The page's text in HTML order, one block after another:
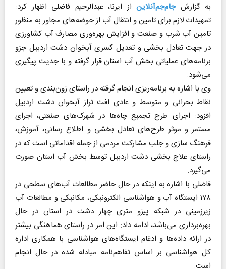
به گزارشجام‌جم‌آنلاین از ایرنا، عبدالرحیم فاضلی اظهار کرد:
تمهیدات لازم برای تامین و انتقال آب از حوضه‌های مجاور به منظور
تامین آب شرب و صنعت و افزایش بهره‌وری مصارف آب کشاورزی
در جهت تعادل بخشی و تعدیل کسری آبخوان دشت اردبیل جزو
برنامه‌های عملیاتی بخش آب استان قرار گرفته و با جدیت پیگیری
می‌شود.
وی با اشاره به برنامه‌ریزی انجام گرفته در راستای زون‌بندی و تعیین
نقاط بحرانی و متوسط و عادی افت تراز آبخوان دشت اردبیل
افزود: اجرای طرح تجمیع چاه‌ها در شهرک‌های صنعتی، اجرای
مستمر و موثر طرح‌های تعادل بخشی و اطلاع رسانی، آموزش،
فرهنگ سازی و جلب مشارکت مردمی از جمله اقداماتی است که در
راستای علاج بخشی دشت اردبیل توسط بخش آب استان صورت
می‌گیرد.
فاضلی با اشاره به اینکه در حال حاضر مطالعات آب‌های سطحی در
۱۷۸ ایستگاه آب و هواشناسی الکترونیکی، مکانیکی و مطالعات آب
زیرزمینی در شبکه پیزو متری چهار دشت در استان در حال
بهره‌برداری می‌باشد، ادامه داد: این امر در راستای هماهنگی بیشتر
در ارائه داده‌ها و ادغام ایستگاه‌های هواشناسی با همکاری اداره
کل هواشناسی بر اساس تفاهم‌نامه مبادله شده در حال انجام
است.